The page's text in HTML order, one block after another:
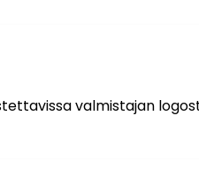
valmistajan